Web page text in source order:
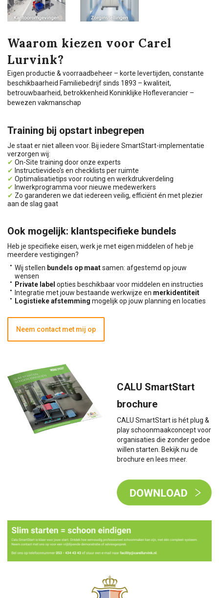
Waarom kiezen voor Carel
Lurvink?
Eigen productie & voorraadbeheer – korte levertijden, constante
beschikbaarheid Familiebedrijf sinds 1893 – kwaliteit,
betrouwbaarheid, betrokkenheid Koninklijke Hofleverancier –
bewezen vakmanschap
Training bij opstart inbegrepen
Je staat er niet alleen voor. Bij iedere SmartStart-implementatie
verzorgen wij:
✔ On-Site training door onze experts
✔ Instructievideo's en checklists per ruimte
✔ Optimalisatietips voor routing en werkdrukverdeling
✔ Inwerkprogramma voor nieuwe medewerkers
✔ Zo garanderen we dat iedereen veilig, efficiënt én met plezier
aan de slag gaat
Ook mogelijk: klantspecifieke bundels
Heb je specifieke eisen, werk je met eigen middelen of heb je
meerdere vestigingen?
Wij stellen bundels op maatsamen: afgestemd op jouw
wensen
Private label opties beschikbaar voor middelen en instructies
Integratie met jouw bestaande werkwijze en merkidentiteit
Logistieke afstemming mogelijk op jouw planning en locaties
Neem contact met mij op
CALU SmartStart
brochure
CALU SmartStart is hét plug &
play schoonmaakconcept voor
organisaties die zonder gedoe
willen starten. Bekijk nu de
brochure en lees meer.